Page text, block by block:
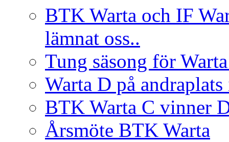
BTK Warta och IF
lämnat oss..
Tung säsong för
Warta D på
BTK Warta C vinner
Årsmöte BTK Warta